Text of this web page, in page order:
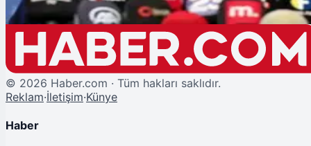
© 2026 Haber.com · Tüm hakları saklıdır.
Reklam·İletişim·Künye
Haber